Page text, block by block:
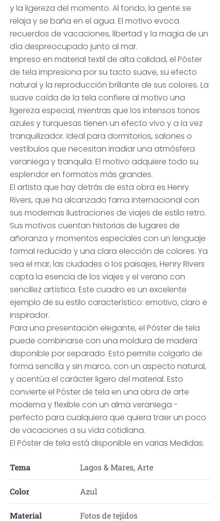
y la ligereza del momento. Al fondo, la gente se
relaja y se baña en el agua. El motivo evoca
recuerdos de vacaciones, libertad y la magia de un
día despreocupado junto al mar.
Impreso en material textil de alta calidad, el Póster
de tela impresiona por su tacto suave, su efecto
natural y la reproducción brillante de sus colores. La
suave caída de la tela confiere al motivo una
ligereza especial, mientras que los intensos tonos
azules y turquesas tienen un efecto vivo y a la vez
tranquilizador. Ideal para dormitorios, salones o
vestíbulos que necesitan irradiar una atmósfera
veraniega y tranquila. El motivo adquiere todo su
esplendor en formatos más grandes.
El artista que hay detrás de esta obra es Henry
Rivers, que ha alcanzado fama internacional con
sus modernas ilustraciones de viajes de estilo retro.
Sus motivos cuentan historias de lugares de
añoranza y momentos especiales con un lenguaje
formal reducido y una clara elección de colores. Ya
sea el mar, las ciudades o los paisajes, Henry Rivers
capta la esencia de los viajes y el verano con
sencillez artística. Este cuadro es un excelente
ejemplo de su estilo característico: emotivo, claro e
inspirador.
Para una presentación elegante, el Póster de tela
puede combinarse con una moldura de madera
disponible por separado. Esto permite colgarlo de
forma sencilla y sin marco, con un aspecto natural,
y acentúa el carácter ligero del material. Esto
convierte el Póster de tela en una obra de arte
moderna y flexible con un alma veraniega -
perfecto para cualquiera que quiera traer un poco
de vacaciones a su vida cotidiana.
El Póster de tela está disponible en varias Medidas.
Tema Lagos & Mares, Arte
Color Azul
Material Fotos de tejidos